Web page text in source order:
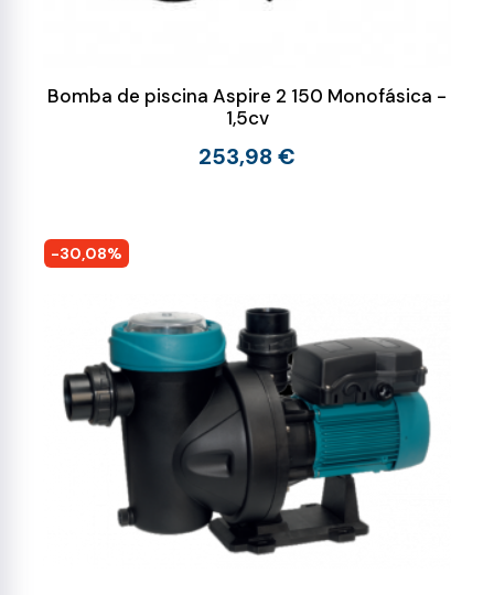
Bomba de piscina Aspire 2 150 Monofásica -
1,5cv
253,98 €
-30,08%